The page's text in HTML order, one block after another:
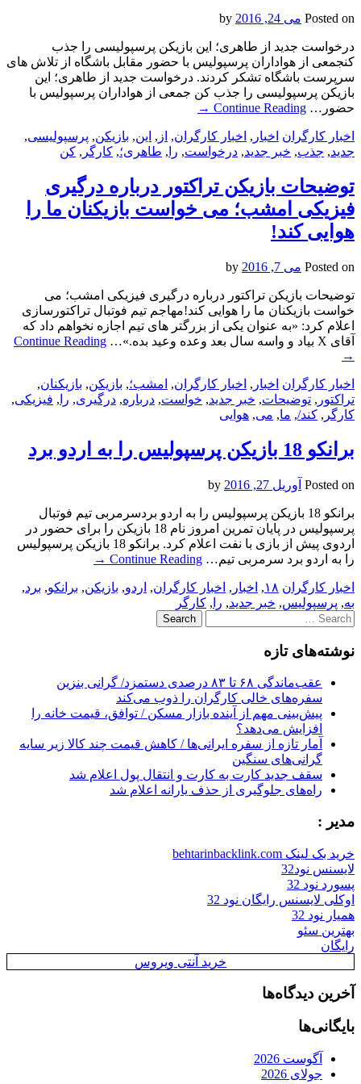
Posted on می 24, 2016
درخواست جدید از طاهری؛ این بازیکن پرسپولیسی را جذب
کنجمعی از هواداران پرسپولیس با حضور مقابل باشگاه از تلاش های
سرپرست باشگاه تشکر کردند. درخواست جدید از طاهری؛ این
بازیکن پرسپولیسی را جذب کن جمعی از هواداران پرسپولیس با
حضور… Continue Reading
→
اخبار کارگران اخبار , اخبار کارگران, از , این, بازیکن, پرسپولیسی,
جدید, جذب, خبر جدید, درخواست, را , طاهری؛, کارگر , کن
توضیحات بازیکن تراکتور درباره درگیری
فیزیکی امشب؛ می خواست بازیکنان ما را
هوایى کند!
Posted on می 7, 2016
توضیحات بازیکن تراکتور درباره درگیری فیزیکی امشب؛ می
خواست بازیکنان ما را هوایى کند!مهاجم تیم فوتبال تراکتورسازی
اعلام کرد: «به عنوان یکى از بزرگتر هاى تیم اجازه نخواهم داد که
آقاى X بیاد و واسه سال بعد وعده وعید بده.»…
Continue Reading
→
اخبار کارگران اخبار , اخبار کارگران, امشب؛, بازیکن, بازیکنان,
تراکتور , توضیحات, خبر جدید, خواست, درباره, درگیری, را , فیزیکی,
کارگر , کند/, ما, می, هوایى
برانکو 18 بازیکن پرسپولیس را به اردو برد
Posted on آوریل 27, 2016
برانکو 18 بازیکن پرسپولیس را به اردو بردسرمربی تیم فوتبال
پرسپولیس در پایان تمرین امروز نام 18 بازیکن را برای حضور در
اردوی پیش از بازی با نفت اعلام کرد. برانکو 18 بازیکن پرسپولیس
را به اردو برد سرمربی تیم… Continue Reading
→
اخبار کارگران ۱۸, اخبار , اخبار کارگران, اردو, بازیکن, برانکو, برد,
به, پرسپولیس, خبر جدید, را , کارگر
Search
for:
نوشته‌های تازه
عقب‌ماندگی ۶۸ تا ۸۳ درصدی دستمزد/ گرانی بنزین
سفره‌های خالی کارگران را ذوب می‌کند
پیش‌بینی مهم از آینده بازار مسکن / توافق، قیمت خانه را
افزایش می‌دهد؟
آمار تازه از سفره ایرانی‌ها / کاهش قیمت چند کالا زیر سایه
گرانی‌های سنگین
سقف جدید کارت به کارت و انتقال پول اعلام شد
راه‌های جلوگیری از حذف یارانه اعلام شد
مدیر :
خرید بک لینک behtarinbacklink.com
لایسنس نود32
پسورد نود 32
اوکلی لایسنس رایگان نود 32
همیار نود 32
بهترین سئو
رایگان
خرید آنتی ویروس
آخرین دیدگاه‌ها
بایگانی‌ها
آگوست 2026
جولای 2026